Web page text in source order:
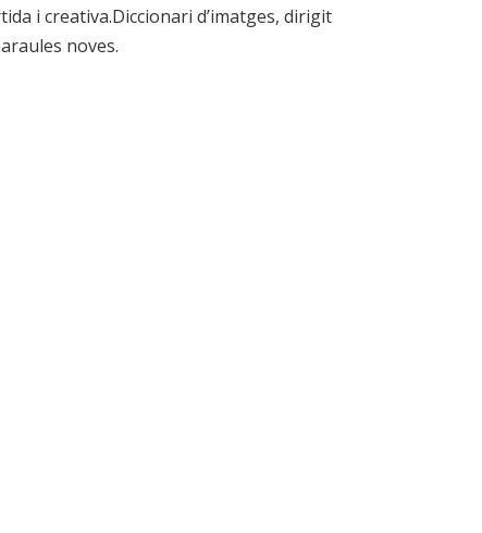
i creativa.Diccionari d’imatges, dirigit
noves.